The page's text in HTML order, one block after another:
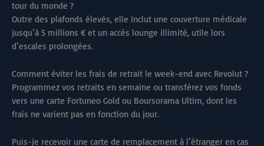
tour du monde ?
Outre des plafonds élevés, elle inclut une couverture médicale
jusqu’à 5 millions € et un accès lounge illimité, utile lors
d’escales prolongées.
Comment éviter les frais de retrait le week-end avec Revolut ?
Programmez vos retraits en semaine ou transférez vos fonds
vers une carte Fortuneo Gold ou Boursorama Ultim, dont les
frais ne varient pas en fonction du jour.
Puis-je recevoir une carte de remplacement à l’étranger en cas